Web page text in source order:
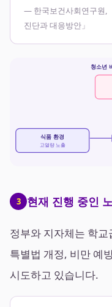
— 한국보건사회연구원,
진단과 대응방안」
청소년
식품 환경
고열량 노출
3 현재 진행 중인
정부와 지자체는 학
특별법 개정, 비만 예
시도하고 있습니다.